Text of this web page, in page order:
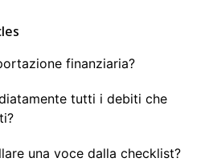
finanziaria?
tutti i debiti che
una voce dalla checklist?